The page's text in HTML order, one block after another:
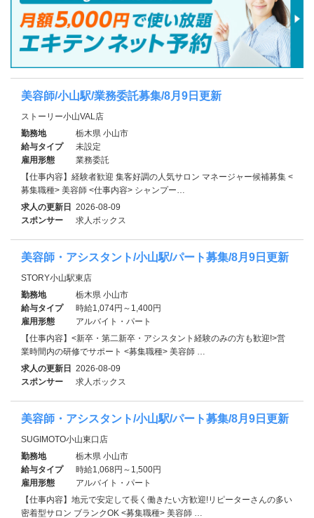
美容師/小山駅/業務委託募集/8月9日更新
ストーリー小山VAL店
勤務地
栃木県 小山市
給与タイプ
未設定
雇用形態
業務委託
【仕事内容】経験者歓迎 集客好調の人気サロン マネージャー候補募集 <
募集職種> 美容師 <仕事内容> シャンプー…
求人の更新日 2026-08-09
スポンサー
求人ボックス
美容師・アシスタント/小山駅/パート募集/8月9日更新
STORY小山駅東店
勤務地
栃木県 小山市
給与タイプ
時給1,074円～1,400円
雇用形態
アルバイト・パート
【仕事内容】<新卒・第二新卒・アシスタント経験のみの方も歓迎!>営
業時間内の研修でサポート <募集職種> 美容師 …
求人の更新日 2026-08-09
スポンサー
求人ボックス
美容師・アシスタント/小山駅/パート募集/8月9日更新
SUGIMOTO小山東口店
勤務地
栃木県 小山市
給与タイプ
時給1,068円～1,500円
雇用形態
アルバイト・パート
【仕事内容】地元で安定して長く働きたい方歓迎!リピーターさんの多い
密着型サロン ブランクOK <募集職種> 美容師 …